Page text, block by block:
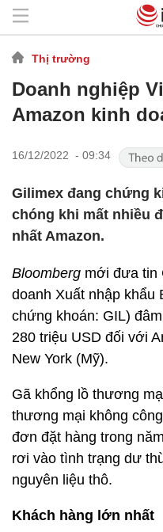
Thị trường
Doanh nghiệp
Amazon kinh
16/12/2022 - 09:34
Gilimex đang chứng
chóng khi mất nhiều
nhất Amazon.
Bloomberg mới đưa tin
doanh Xuất nhập khẩu
chứng khoán: GIL)
280 triệu USD đối với
New York (Mỹ).
Gã khổng lồ thương
thương mại không
đơn đặt hàng trong
rơi vào tình trạng dư
nguyên liệu thô.
Khách hàng lớn nhất